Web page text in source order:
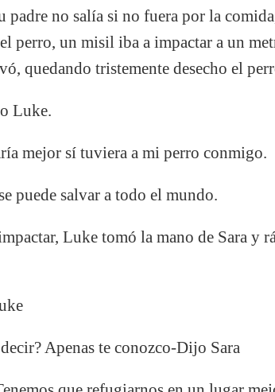
padre no salía si no fuera por la
perro, un misil iba a impactar a un
quedando tristemente desecho el
Luke.
mejor sí tuviera a mi perro conmigo.
puede salvar a todo el mundo.
Luke tomó la mano de Sara y
Apenas te conozco-Dijo Sara